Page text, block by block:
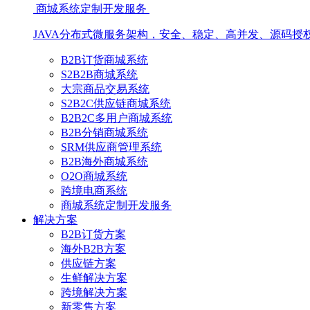
商城系统定制开发服务
JAVA分布式微服务架构，安全、稳定、高并发、源码授
B2B订货商城系统
S2B2B商城系统
大宗商品交易系统
S2B2C供应链商城系统
B2B2C多用户商城系统
B2B分销商城系统
SRM供应商管理系统
B2B海外商城系统
O2O商城系统
跨境电商系统
商城系统定制开发服务
解决方案
B2B订货方案
海外B2B方案
供应链方案
生鲜解决方案
跨境解决方案
新零售方案